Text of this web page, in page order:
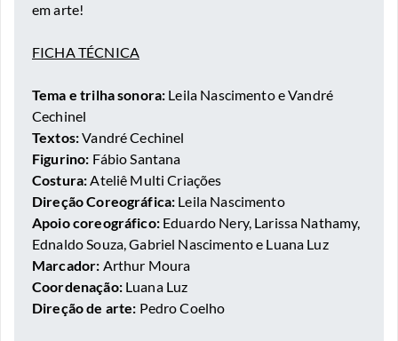
em arte!
FICHA TÉCNICA
Tema e trilha sonora: Leila Nascimento e Vandré
Cechinel
Textos:Vandré Cechinel
Figurino: Fábio Santana
Costura:Ateliê Multi Criações
Direção Coreográfica: Leila Nascimento
Apoio coreográfico:Eduardo Nery, Larissa Nathamy,
Ednaldo Souza, Gabriel Nascimento e Luana Luz
Marcador: Arthur Moura
Coordenação:Luana Luz
Direção de arte: Pedro Coelho